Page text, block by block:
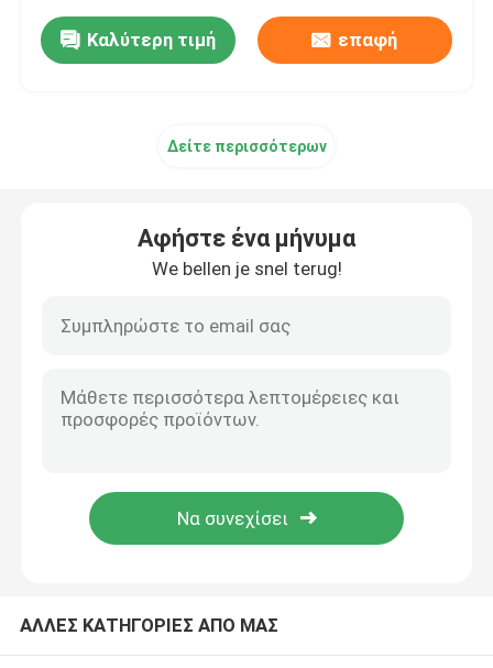
Καλύτερη τιμή επαφή
Δείτε περισσότερων
Αφήστε ένα μήνυμα
We bellen je snel terug!
ΑΛΛΕΣ ΚΑΤΗΓΟΡΙΕΣ ΑΠΟ ΜΑΣ